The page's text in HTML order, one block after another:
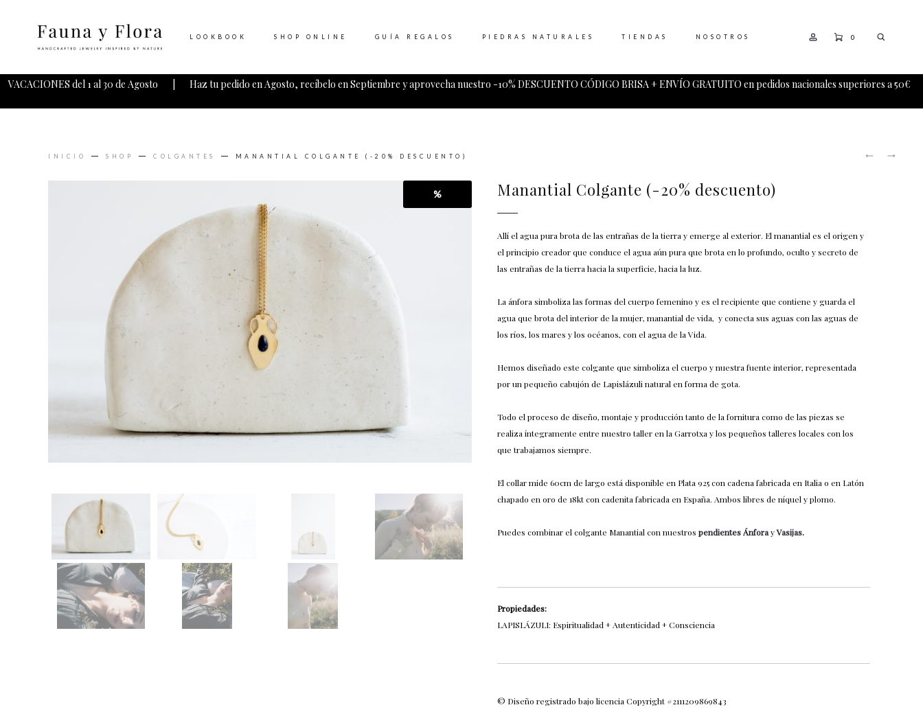
VACACIONES del 1 al 30 de Agosto | Haz tu pedido en Agosto, recíbelo en Septiembre y aprovecha nuestro -10% DESCUENTO CÓDIGO BRISA + ENVÍO GRATUITO en pedidos nacionales superiores a 50€
LOOKBOOK SHOP ONLINE GUÍA REGALOS PIEDRAS NATURALES TIENDAS NOSOTROS 0
INICIO SHOP COLGANTES MANANTIAL COLGANTE (-20% DESCUENTO)
% Manantial Colgante (-20% descuento)
Allí el agua pura brota de las entrañas de la tierra y emerge al exterior. El manantial es el origen y
el principio creador que conduce el agua aún pura que brota en lo profundo, oculto y secreto de
las entrañas de la tierra hacia la superficie, hacia la luz.
La ánfora simboliza las formas del cuerpo femenino y es el recipiente que contiene y guarda el
agua que brota del interior de la mujer, manantial de vida, y conecta sus aguas con las aguas de
los ríos, los mares y los océanos, con el agua de la Vida.
Hemos diseñado este colgante que simboliza el cuerpo y nuestra fuente interior, representada
por un pequeño cabujón de Lapislázuli natural en forma de gota.
Todo el proceso de diseño, montaje y producción tanto de la fornitura como de las piezas se
realiza íntegramente entre nuestro taller en la Garrotxa y los pequeños talleres locales con los
que trabajamos siempre.
El collar mide 60cm de largo está disponible en Plata 925 con cadena fabricada en Italia o en Latón
chapado en oro de 18kt con cadenita fabricada en España. Ambos libres de níquel y plomo.
Puedes combinar el colgante Manantial con nuestrospendientes ÁnforayVasijas.
Propiedades:
LAPISLÁZULI: Espiritualidad + Autenticidad + Consciencia
© Diseño registrado bajo licencia Copyright #2111209869843